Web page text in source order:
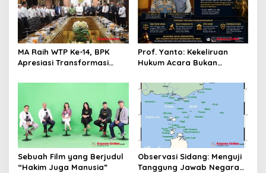
MA Raih WTP Ke-14, BPK
Apresiasi Transformasi
Prof. Yanto: Kekeliruan
Hukum Acara Bukan
Koreksi Dilakukan Melalui
Upaya Hukum
Sebuah Film yang Berjudul
“Hakim Juga Manusia”
Observasi Sidang: Menguji
Tanggung Jawab Negara